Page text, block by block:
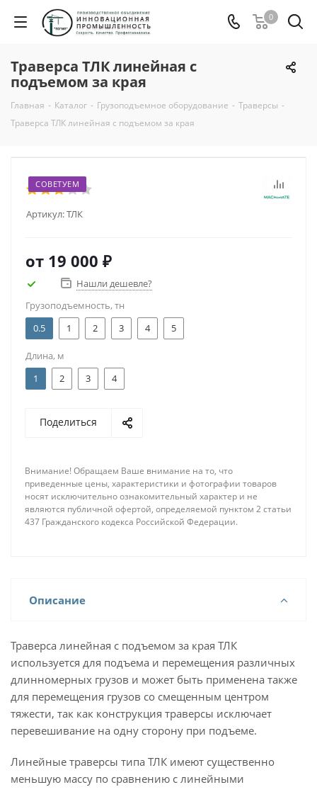
0
Траверса ТЛК линейная с
подъемом за края
Главная - Каталог - Грузоподъемное оборудование - Траверсы -
Траверса ТЛК линейная с подъемом за края
СОВЕТУЕМ
Артикул:ТЛК
от 19 000 ₽
Нашли дешевле?
Грузоподъемность, тн
0.5
1 2 3 4 5
Длина, м
1
2 3 4
Поделиться
Внимание! Обращаем Ваше внимание на то, что
приведенные цены, характеристики и фотографии товаров
носят исключительно ознакомительный характер и не
являются публичной офертой, определяемой пунктом 2 статьи
437 Гражданского кодекса Российской Федерации.
Описание
Траверса линейная с подъемом за края ТЛК
используется для подъема и перемещения различных
длинномерных грузов и может быть применена также
для перемещения грузов со смещенным центром
тяжести, так как конструкция траверсы исключает
перевешивание на одну сторону при подъеме.
Линейные траверсы типа ТЛК имеют существенно
меньшую массу по сравнению с линейными